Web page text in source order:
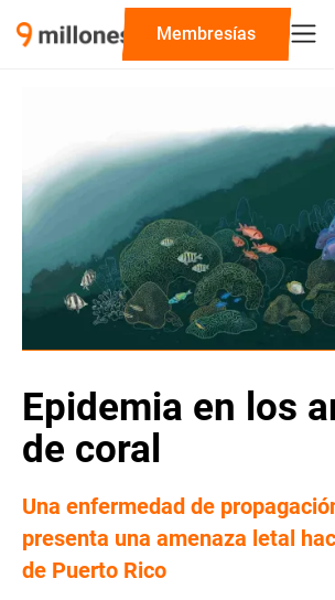
Membresías
Epidemia en los
de coral
Una enfermedad de
presenta una amenaza letal
de Puerto Rico